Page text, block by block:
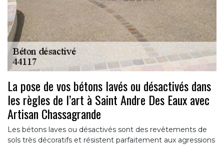
La pose de vos bétons lavés ou désactivés dans
les règles de l’art à Saint Andre Des Eaux avec
Artisan Chassagrande
Les bétons laves ou désactivés sont des revêtements de
sols très décoratifs et résistent parfaitement aux agressions